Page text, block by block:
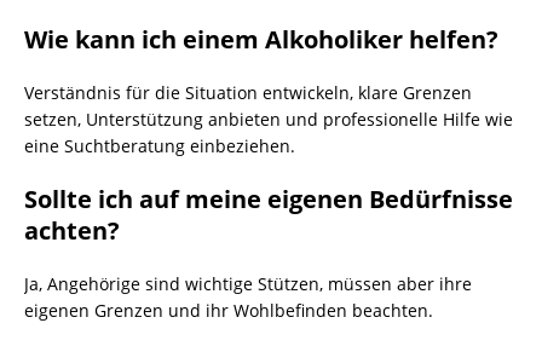
Wie kann ich einem Alkoholiker helfen?
Verständnis für die Situation entwickeln, klare Grenzen
setzen, Unterstützung anbieten und professionelle Hilfe wie
eine Suchtberatung einbeziehen.
Sollte ich auf meine eigenen Bedürfnisse
achten?
Ja, Angehörige sind wichtige Stützen, müssen aber ihre
eigenen Grenzen und ihr Wohlbefinden beachten.